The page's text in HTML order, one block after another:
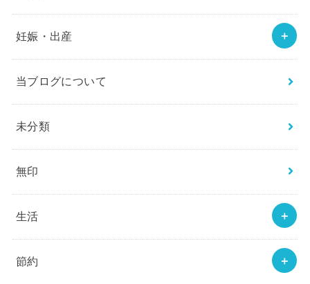
妊娠・出産
当ブログについて
未分類
無印
生活
節約